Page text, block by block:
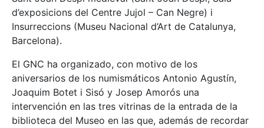
d’exposicions del Centre Jujol – Can Negre) i
Insurreccions (Museu Nacional d’Art de Catalunya,
Barcelona).
El GNC ha organizado, con motivo de los
aniversarios de los numismáticos Antonio Agustín,
Joaquim Botet i Sisó y Josep Amorós una
intervención en las tres vitrinas de la entrada de la
biblioteca del Museo en las que, además de recordar